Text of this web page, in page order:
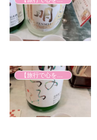
【旅行で心を癒そう】